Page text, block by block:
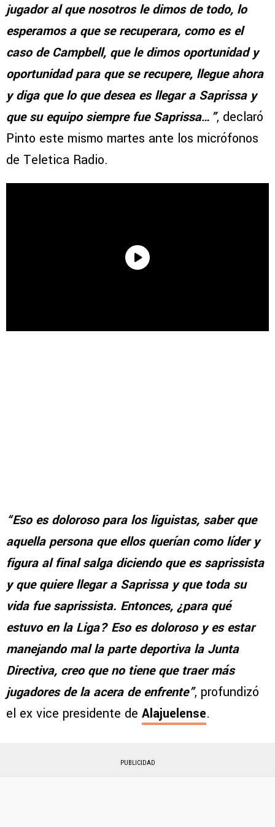
jugador al que nosotros le dimos de todo, lo
esperamos a que se recuperara, como es el
caso de Campbell, que le dimos oportunidad y
oportunidad para que se recupere, llegue ahora
y diga que lo que desea es llegar a Saprissa y
que su equipo siempre fue Saprissa…”, declaró
Pinto este mismo martes ante los micrófonos
de Teletica Radio.
“Eso es doloroso para los liguistas, saber que
aquella persona que ellos querían como líder y
figura al final salga diciendo que es saprissista
y que quiere llegar a Saprissa y que toda su
vida fue saprissista. Entonces, ¿para qué
estuvo en la Liga? Eso es doloroso y es estar
manejando mal la parte deportiva la Junta
Directiva, creo que no tiene que traer más
jugadores de la acera de enfrente”, profundizó
el ex vice presidente de Alajuelense.
PUBLICIDAD